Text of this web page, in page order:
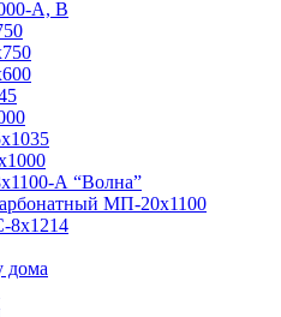
А, В
А “Волна”
МП-20х1100
дома